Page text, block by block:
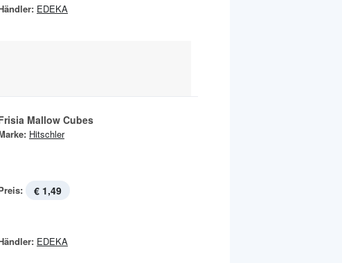
EDEKA
Mallow Cubes
Hitschler
€ 1,49
EDEKA